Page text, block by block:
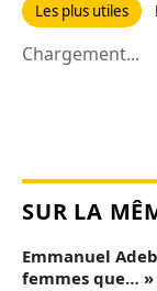
Les plus utiles
Chargement...
SUR LA
Emmanuel
femmes que… »